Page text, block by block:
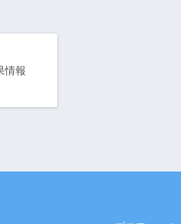
情報